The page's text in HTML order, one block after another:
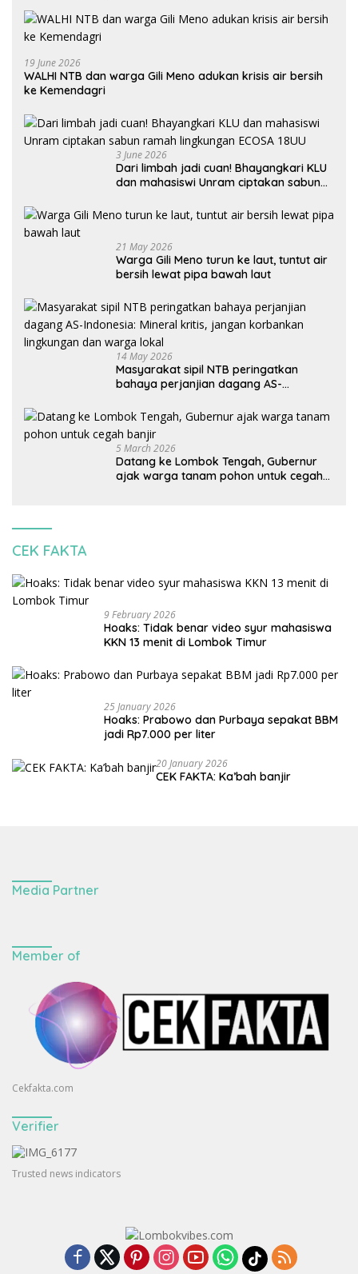
19 June 2026
WALHI NTB dan warga Gili Meno adukan krisis air bersih
ke Kemendagri
3 June 2026
Dari limbah jadi cuan! Bhayangkari KLU
dan mahasiswi Unram ciptakan sabun
21 May 2026
Warga Gili Meno turun ke laut, tuntut air
bersih lewat pipa bawah laut
14 May 2026
Masyarakat sipil NTB peringatkan
bahaya perjanjian dagang AS-
korbankan lingkungan dan warga lokal
5 March 2026
Datang ke Lombok Tengah, Gubernur
ajak warga tanam pohon untuk cegah
CEK FAKTA
9 February 2026
Hoaks: Tidak benar video syur mahasiswa
KKN 13 menit di Lombok Timur
25 January 2026
Hoaks: Prabowo dan Purbaya sepakat BBM
jadi Rp7.000 per liter
20 January 2026
CEK FAKTA: Ka’bah banjir
Media Partner
Member of
Cekfakta.com
Verifier
Trusted news indicators